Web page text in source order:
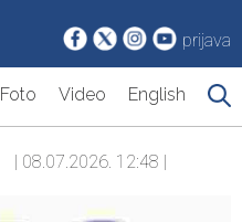
prijava
Foto Video English
| 08.07.2026. 12:48 |